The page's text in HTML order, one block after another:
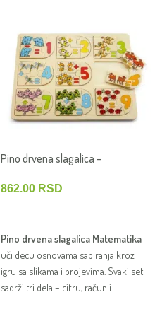
Pino drvena slagalica –
862.00 RSD
Pino drvena slagalica Matematika
uči decu osnovama sabiranja kroz
igru sa slikama i brojevima. Svaki set
sadrži tri dela – cifru, račun i